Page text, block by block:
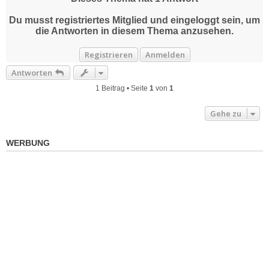
b
Du musst registriertes Mitglied und eingeloggt sein, um
die Antworten in diesem Thema anzusehen.
Registrieren
Anmelden
Antworten
1 Beitrag • Seite 1 von 1
Gehe zu
WERBUNG